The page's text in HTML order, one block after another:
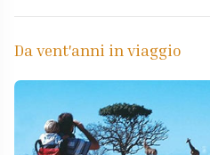
Da vent'anni in viaggio